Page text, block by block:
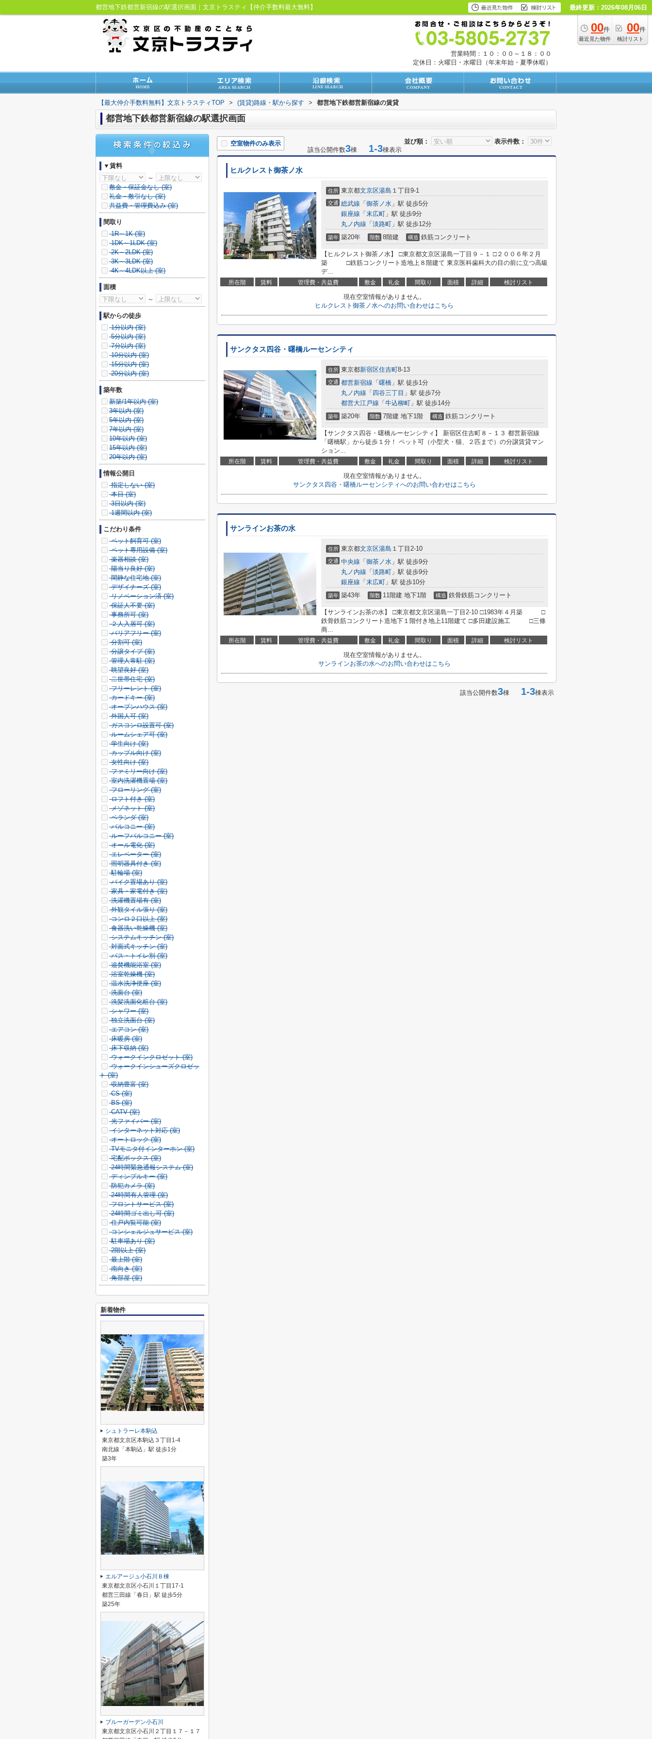
都営地下鉄都営新宿線の駅選択画面｜文京トラスティ【仲介手数料最大無料】 最終更新：2026年08月06日
00件
最近見た物件
00件
検討リスト
営業時間：１０：００～１８：００
定休日：火曜日・水曜日（年末年始・夏季休暇）
【最大仲介手数料無料】文京トラスティTOP > (賃貸)路線・駅から探す > 都営地下鉄都営新宿線の賃貸
都営地下鉄都営新宿線の駅選択画面
並び順： 表示件数：
空室物件のみ表示
該当公開件数3棟 1-3棟表示
ヒルクレスト御茶ノ水
住所 東京都文京区湯島 １丁目9-1
交通 総武線 「 御茶ノ水 」駅 徒歩5分
銀座線 「 末広町 」駅 徒歩9分
丸ノ内線 「 淡路町 」駅 徒歩12分
築年 築20年 階数 8階建 構造 鉄筋コンクリート
【ヒルクレスト御茶ノ水】 □東京都文京区湯島一丁目９－１ □２００６年２月
築 □鉄筋コンクリート造地上８階建て 東京医科歯科大の目の前に立つ高級
デ...
所在階 賃料 管理費・共益費 敷金 礼金 間取り 面積 詳細 検討リスト
現在空室情報がありません。
ヒルクレスト御茶ノ水へのお問い合わせはこちら
サンクタス四谷・曙橋ルーセンシティ
住所 東京都新宿区住吉町8-13
交通 都営新宿線 「 曙橋 」駅 徒歩1分
丸ノ内線 「 四谷三丁目 」駅 徒歩7分
都営大江戸線 「 牛込柳町 」駅 徒歩14分
築年 築20年 階数 7階建 地下1階 構造 鉄筋コンクリート
【サンクタス四谷・曙橋ルーセンシティ】 新宿区住吉町８－１３ 都営新宿線
「曙橋駅」から徒歩１分！ ペット可（小型犬・猫、２匹まで）の分譲賃貸マン
ション...
所在階 賃料 管理費・共益費 敷金 礼金 間取り 面積 詳細 検討リスト
現在空室情報がありません。
サンクタス四谷・曙橋ルーセンシティへのお問い合わせはこちら
サンラインお茶の水
住所 東京都文京区湯島 １丁目2-10
交通 中央線 「 御茶ノ水 」駅 徒歩9分
丸ノ内線 「 淡路町 」駅 徒歩9分
銀座線 「 末広町 」駅 徒歩10分
築年 築43年 階数 11階建 地下1階 構造 鉄骨鉄筋コンクリート
【サンラインお茶の水】 □東京都文京区湯島一丁目2-10 □1983年４月築 □
鉄骨鉄筋コンクリート造地下１階付き地上11階建て □多田建設施工 □三條
商...
所在階 賃料 管理費・共益費 敷金 礼金 間取り 面積 詳細 検討リスト
現在空室情報がありません。
サンラインお茶の水へのお問い合わせはこちら
該当公開件数3棟 1-3棟表示
▼賃料
～
敷金・保証金なし (室)
礼金・敷引なし (室)
共益費・管理費込み (室)
間取り
1R～1K (室)
1DK～1LDK (室)
2K～2LDK (室)
3K～3LDK (室)
4K～4LDK以上 (室)
面積
～
駅からの徒歩
1分以内 (室)
5分以内 (室)
7分以内 (室)
10分以内 (室)
15分以内 (室)
20分以内 (室)
築年数
新築/1年以内 (室)
3年以内 (室)
5年以内 (室)
7年以内 (室)
10年以内 (室)
15年以内 (室)
20年以内 (室)
情報公開日
指定しない (室)
本日 (室)
3日以内 (室)
1週間以内 (室)
こだわり条件
ペット飼育可 (室)
ペット専用設備 (室)
楽器相談 (室)
陽当り良好 (室)
閑静な住宅地 (室)
デザイナーズ (室)
リノベーション済 (室)
保証人不要 (室)
事務所可 (室)
２人入居可 (室)
バリアフリー (室)
分割可 (室)
分譲タイプ (室)
管理人常駐 (室)
眺望良好 (室)
二世帯住宅 (室)
フリーレント (室)
カードキー (室)
オープンハウス (室)
外国人可 (室)
ガスコンロ設置可 (室)
ルームシェア可 (室)
学生向け (室)
カップル向け (室)
女性向け (室)
ファミリー向け (室)
室内洗濯機置場 (室)
フローリング (室)
ロフト付き (室)
メゾネット (室)
ベランダ (室)
バルコニー (室)
ルーフバルコニー (室)
オール電化 (室)
エレベーター (室)
照明器具付き (室)
駐輪場 (室)
バイク置場あり (室)
家具・家電付き (室)
洗濯機置場有 (室)
外観タイル張り (室)
コンロ２口以上 (室)
食器洗い乾燥機 (室)
システムキッチン (室)
対面式キッチン (室)
バス・トイレ別 (室)
追焚機能浴室 (室)
浴室乾燥機 (室)
温水洗浄便座 (室)
洗面台 (室)
洗髪洗面化粧台 (室)
シャワー (室)
独立洗面台 (室)
エアコン (室)
床暖房 (室)
床下収納 (室)
ウォークインクロゼット (室)
ウォークインシューズクロゼッ
ト (室)
収納豊富 (室)
CS (室)
BS (室)
CATV (室)
光ファイバー (室)
インターネット対応 (室)
オートロック (室)
TVモニタ付インターホン (室)
宅配ボックス (室)
24時間緊急通報システム (室)
ディンプルキー (室)
防犯カメラ (室)
24時間有人管理 (室)
フロントサービス (室)
24時間ゴミ出し可 (室)
住戸内覧可能 (室)
コンシェルジュサービス (室)
駐車場あり (室)
2階以上 (室)
最上階 (室)
南向き (室)
角部屋 (室)
新着物件
シュトラーレ本駒込
東京都文京区本駒込３丁目1-4
南北線「本駒込」駅 徒歩1分
築3年
エルアージュ小石川Ｂ棟
東京都文京区小石川１丁目17-1
都営三田線「春日」駅 徒歩5分
築25年
ブルーガーデン小石川
東京都文京区小石川２丁目１７－１７